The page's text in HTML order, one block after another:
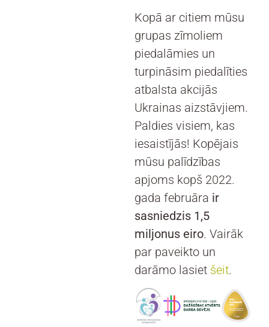
Kopā ar citiem mūsu
grupas zīmoliem
piedalāmies un
turpināsim piedalīties
atbalsta akcijās
Ukrainas aizstāvjiem.
Paldies visiem, kas
iesaistījās! Kopējais
mūsu palīdzības
apjoms kopš 2022.
gada februāra ir
sasniedzis 1,5
miljonus eiro. Vairāk
par paveikto un
darāmo lasiet šeit.